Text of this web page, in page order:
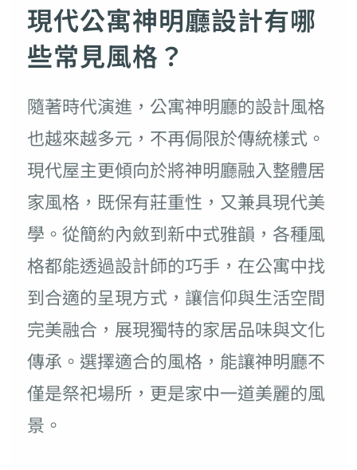
現代公寓神明廳設計有哪
些常見風格？
隨著時代演進，公寓神明廳的設計風格
也越來越多元，不再侷限於傳統樣式。
現代屋主更傾向於將神明廳融入整體居
家風格，既保有莊重性，又兼具現代美
學。從簡約內斂到新中式雅韻，各種風
格都能透過設計師的巧手，在公寓中找
到合適的呈現方式，讓信仰與生活空間
完美融合，展現獨特的家居品味與文化
傳承。選擇適合的風格，能讓神明廳不
僅是祭祀場所，更是家中一道美麗的風
景。